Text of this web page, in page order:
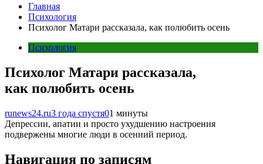
Главная
Психология
Психолог Матари рассказала, как полюбить осень
Психология
Психолог Матари рассказала,
как полюбить осень
runews24.ru3 года спустя01 минуты
Депрессии, апатии и просто ухудшению настроения
подвержены многие люди в осенний период.
Навигация по записям